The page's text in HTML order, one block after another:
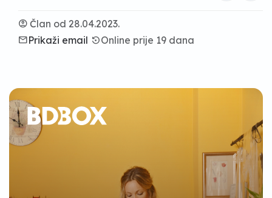
account_circle Član od 28.04.2023.
emailPrikaži email settings_backup_restoreOnline prije 19 dana